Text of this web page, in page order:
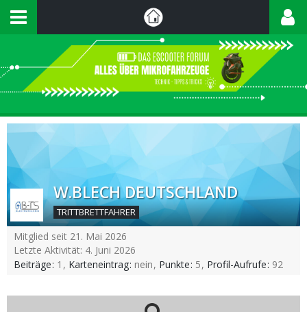
W.BLECH DEUTSCHLAND
TRITTBRETTFAHRER
Mitglied seit 21. Mai 2026
Letzte Aktivität: 4. Juni 2026
Beiträge 1 Karteneintrag nein Punkte 5 Profil-Aufrufe 92